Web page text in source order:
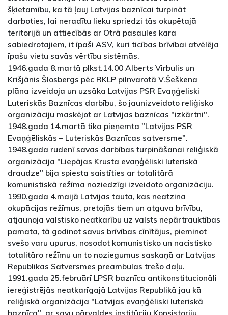
šķietamību, ka tā ļauj Latvijas baznīcai turpināt
darboties, lai neradītu lieku spriedzi tās okupētajā
teritorijā un attiecībās ar Otrā pasaules kara
sabiedrotajiem, it īpaši ASV, kuri ticības brīvībai atvēlēja
īpašu vietu savās vērtību sistēmās.
1946.gada 8.martā plkst.14.00 Alberts Virbulis un
Krišjānis Šlosbergs pēc RKLP pilnvarotā V.Šeškena
plāna izveidoja un uzsāka Latvijas PSR Evaņģeliski
Luteriskās Baznīcas darbību, šo jaunizveidoto reliģisko
organizāciju maskējot ar Latvijas baznīcas "izkārtni".
1948.gada 14.martā tika pieņemta "Latvijas PSR
Evaņģēliskās – Luteriskās Baznīcas satversme".
1948.gada rudenī savas darbības turpināšanai reliģiskā
organizācija "Liepājas Krusta evaņģēliski luteriskā
draudze" bija spiesta saistīties ar totalitārā
komunistiskā režīma noziedzīgi izveidoto organizāciju.
1990.gada 4.maijā Latvijas tauta, kas neatzina
okupācijas režīmus, pretojās tiem un atguva brīvību,
atjaunoja valstisko neatkarību uz valsts nepārtrauktības
pamata, tā godinot savus brīvības cīnītājus, pieminot
svešo varu upurus, nosodot komunistisko un nacistisko
totalitāro režīmu un to noziegumus saskaņā ar Latvijas
Republikas Satversmes preambulas trešo daļu.
1991.gada 25.februārī LPSR baznīca antikonstitucionāli
iereģistrējās neatkarīgajā Latvijas Republikā jau kā
reliģiskā organizācija "Latvijas evaņģēliski luteriskā
baznīca", ar savu pārvaldes institūciju Konsistoriju,